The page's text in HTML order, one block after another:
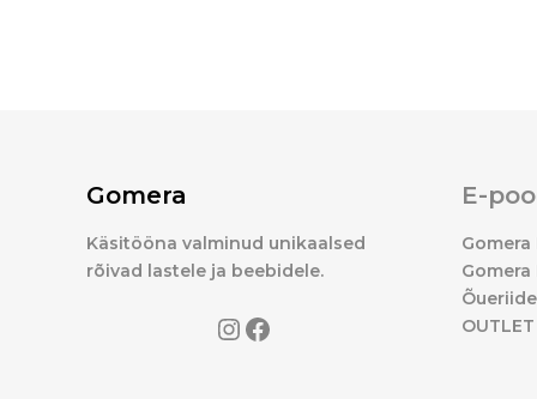
Gomera
Käsitööna valminud unikaalsed
rõivad lastele ja beebidele.
E-
Gomera
OUTLET